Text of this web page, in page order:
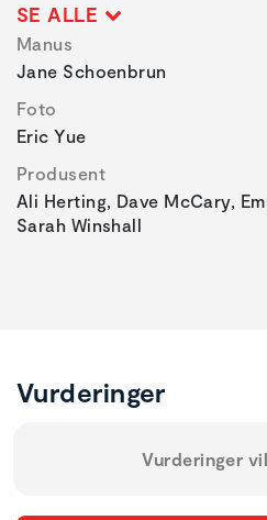
SE ALLE
Manus
Jane Schoenbrun
Foto
Eric Yue
Produsent
Ali Herting, Dave McCary,
Sarah Winshall
Vurderinger
Vurderinger